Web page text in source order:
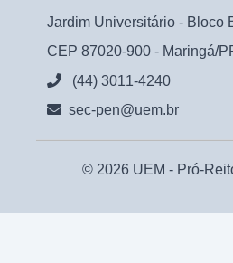
Jardim Universitário - Bloco
CEP 87020-900 - Maringá/
(44) 3011-4240
sec-pen@uem.br
© 2026 UEM - Pró-